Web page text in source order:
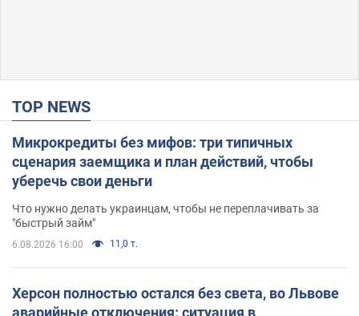
TOP NEWS
Микрокредиты без мифов: три типичных
сценария заемщика и план действий, чтобы
уберечь свои деньги
Что нужно делать украинцам, чтобы не переплачивать за
"быстрый займ"
6.08.2026 16:00 11,0 т.
Херсон полностью остался без света, во Львове
аварийные отключения: ситуация в